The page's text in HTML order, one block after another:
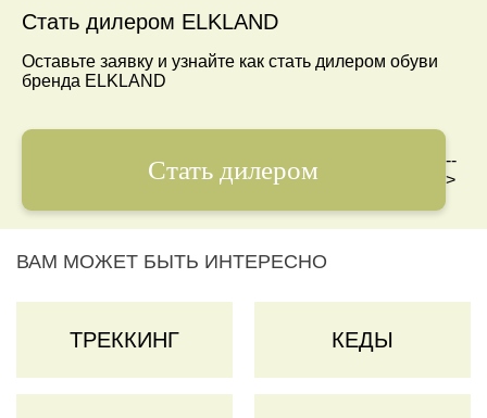
Стать дилером ELKLAND
Оставьте заявку и узнайте как стать дилером обуви
бренда ELKLAND
Стать дилером
--
>
ВАМ МОЖЕТ БЫТЬ ИНТЕРЕСНО
ТРЕККИНГ КЕДЫ